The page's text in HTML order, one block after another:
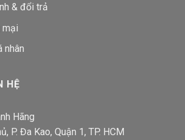
& đổi trả
mại
nhân
HỆ
Hãng
P. Đa Kao, Quận 1, TP. HCM